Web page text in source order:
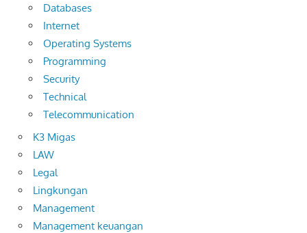
Databases
Internet
Operating Systems
Programming
Security
Technical
Telecommunication
K3 Migas
LAW
Legal
Lingkungan
Management
Management keuangan